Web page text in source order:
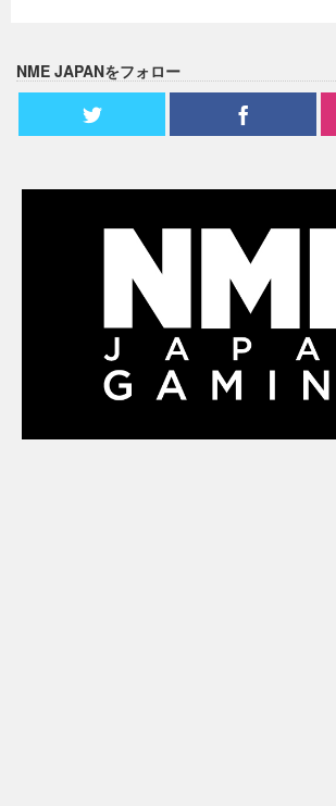
NME JAPANをフォロー